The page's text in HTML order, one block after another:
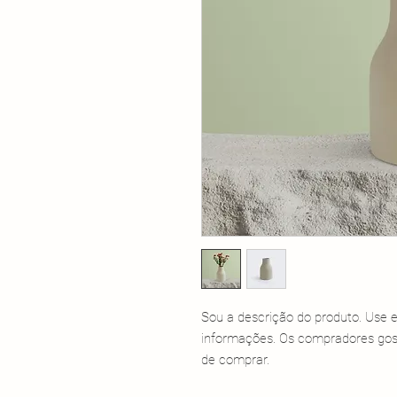
Sou a descrição do produto. Use
informações. Os compradores
de comprar.